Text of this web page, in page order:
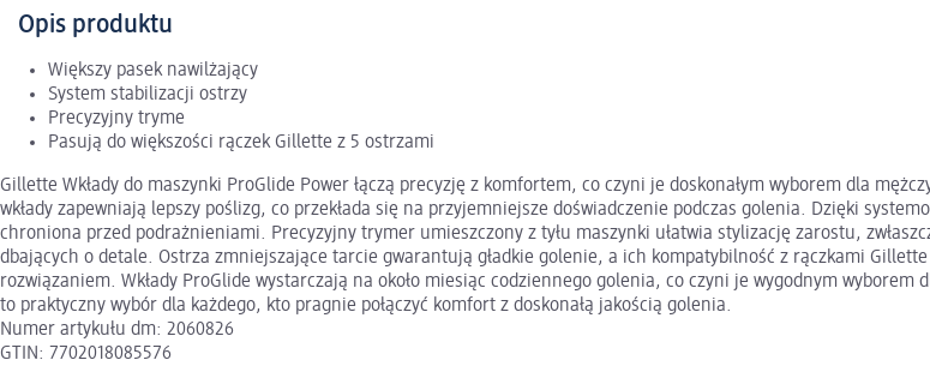
Opis produktu
Większy pasek nawilżający
System stabilizacji ostrzy
Precyzyjny tryme
Pasują do większości rączek Gillette z 5 ostrzami
Gillette Wkłady do maszynki ProGlide Power łączą precyzję z komfortem, co czyni je doskonałym wyborem dla
wkłady zapewniają lepszy poślizg, co przekłada się na przyjemniejsze doświadczenie podczas golenia. Dzięki
chroniona przed podrażnieniami. Precyzyjny trymer umieszczony z tyłu maszynki ułatwia stylizację zarostu,
dbających o detale. Ostrza zmniejszające tarcie gwarantują gładkie golenie, a ich kompatybilność z rączkami
rozwiązaniem. Wkłady ProGlide wystarczają na około miesiąc codziennego golenia, co czyni je wygodnym
to praktyczny wybór dla każdego, kto pragnie połączyć komfort z doskonałą jakością golenia.
Numer artykułu dm: 2060826
GTIN: 7702018085576